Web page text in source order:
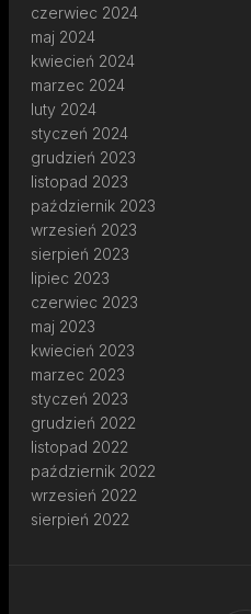
czerwiec 2024
maj 2024
kwiecień 2024
marzec 2024
luty 2024
styczeń 2024
grudzień 2023
listopad 2023
październik 2023
wrzesień 2023
sierpień 2023
lipiec 2023
czerwiec 2023
maj 2023
kwiecień 2023
marzec 2023
styczeń 2023
grudzień 2022
listopad 2022
październik 2022
wrzesień 2022
sierpień 2022